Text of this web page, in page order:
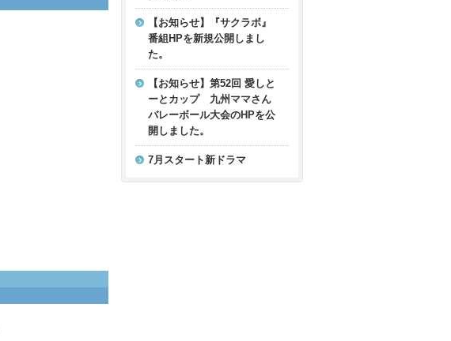
【お知らせ】『サクラボ』
番組HPを新規公開しまし
た。
【お知らせ】第52回 愛しと
ーとカップ 九州ママさん
バレーボール大会のHPを公
開しました。
7月スタート新ドラマ